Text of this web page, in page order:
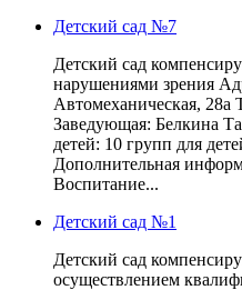
Детский сад №7
Детский сад
нарушениями зрения
Автомеханическая, 28а
Заведующая: Белкина
детей: 10 групп для
Дополнительная
Воспитание...
Детский сад №1
Детский сад
осуществлением